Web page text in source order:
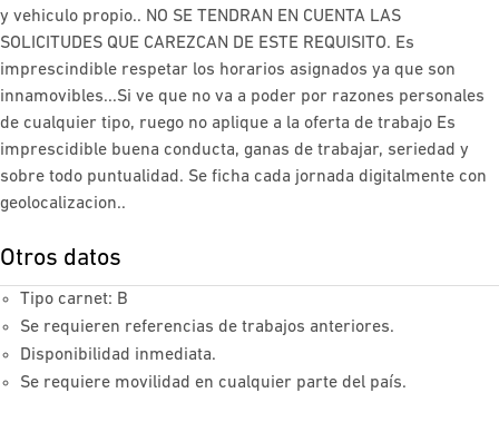
y vehiculo propio.. NO SE TENDRAN EN CUENTA LAS
SOLICITUDES QUE CAREZCAN DE ESTE REQUISITO. Es
imprescindible respetar los horarios asignados ya que son
innamovibles...Si ve que no va a poder por razones personales
de cualquier tipo, ruego no aplique a la oferta de trabajo Es
imprescidible buena conducta, ganas de trabajar, seriedad y
sobre todo puntualidad. Se ficha cada jornada digitalmente con
geolocalizacion..
Otros datos
Tipo carnet: B
Se requieren referencias de trabajos anteriores.
Disponibilidad inmediata.
Se requiere movilidad en cualquier parte del país.